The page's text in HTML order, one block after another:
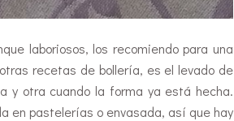
laboriosos, los recomiendo para una
recetas de bollería, es el levado de
y otra cuando la forma ya está hecha.
en pastelerías o envasada, así que hay